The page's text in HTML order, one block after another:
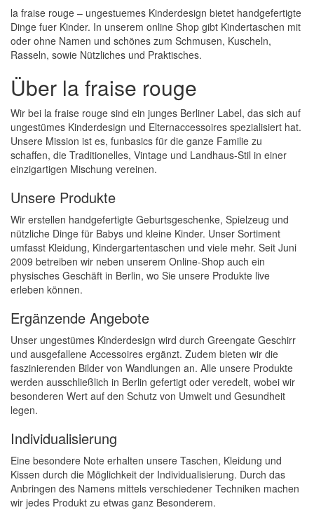
la fraise rouge – ungestuemes Kinderdesign bietet handgefertigte
Dinge fuer Kinder. In unserem online Shop gibt Kindertaschen mit
oder ohne Namen und schönes zum Schmusen, Kuscheln,
Rasseln, sowie Nützliches und Praktisches.
Über la fraise rouge
Wir bei la fraise rouge sind ein junges Berliner Label, das sich auf
ungestümes Kinderdesign und Elternaccessoires spezialisiert hat.
Unsere Mission ist es, funbasics für die ganze Familie zu
schaffen, die Traditionelles, Vintage und Landhaus-Stil in einer
einzigartigen Mischung vereinen.
Unsere Produkte
Wir erstellen handgefertigte Geburtsgeschenke, Spielzeug und
nützliche Dinge für Babys und kleine Kinder. Unser Sortiment
umfasst Kleidung, Kindergartentaschen und viele mehr. Seit Juni
2009 betreiben wir neben unserem Online-Shop auch ein
physisches Geschäft in Berlin, wo Sie unsere Produkte live
erleben können.
Ergänzende Angebote
Unser ungestümes Kinderdesign wird durch Greengate Geschirr
und ausgefallene Accessoires ergänzt. Zudem bieten wir die
faszinierenden Bilder von Wandlungen an. Alle unsere Produkte
werden ausschließlich in Berlin gefertigt oder veredelt, wobei wir
besonderen Wert auf den Schutz von Umwelt und Gesundheit
legen.
Individualisierung
Eine besondere Note erhalten unsere Taschen, Kleidung und
Kissen durch die Möglichkeit der Individualisierung. Durch das
Anbringen des Namens mittels verschiedener Techniken machen
wir jedes Produkt zu etwas ganz Besonderem.